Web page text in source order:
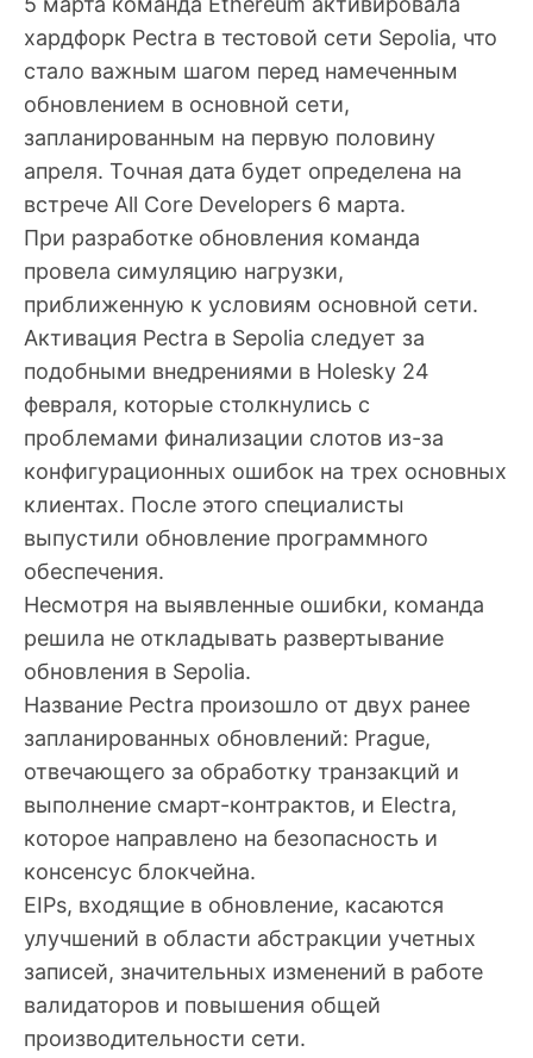
хардфорк Pectra в тестовой сети Sepolia, что
стало важным шагом перед намеченным
обновлением в основной сети,
запланированным на первую половину
апреля. Точная дата будет определена на
встрече All Core Developers 6 марта.
При разработке обновления команда
провела симуляцию нагрузки,
приближенную к условиям основной сети.
Активация Pectra в Sepolia следует за
подобными внедрениями в Holesky 24
февраля, которые столкнулись с
проблемами финализации слотов из-за
конфигурационных ошибок на трех основных
клиентах. После этого специалисты
выпустили обновление программного
обеспечения.
Несмотря на выявленные ошибки, команда
решила не откладывать развертывание
обновления в Sepolia.
Название Pectra произошло от двух ранее
запланированных обновлений: Prague,
отвечающего за обработку транзакций и
выполнение смарт-контрактов, и Electra,
которое направлено на безопасность и
консенсус блокчейна.
EIPs, входящие в обновление, касаются
улучшений в области абстракции учетных
записей, значительных изменений в работе
валидаторов и повышения общей
производительности сети.